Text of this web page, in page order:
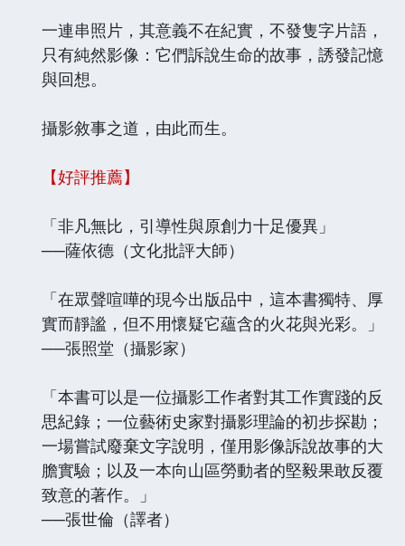
一連串照片，其意義不在紀實，不發隻字片語，
只有純然影像：它們訴說生命的故事，誘發記憶
與回想。
攝影敘事之道，由此而生。
【好評推薦】
「非凡無比，引導性與原創力十足優異」
──薩依德（文化批評大師）
「在眾聲喧嘩的現今出版品中，這本書獨特、厚
實而靜謐，但不用懷疑它蘊含的火花與光彩。」
──張照堂（攝影家）
「本書可以是一位攝影工作者對其工作實踐的反
思紀錄；一位藝術史家對攝影理論的初步探勘；
一場嘗試廢棄文字說明，僅用影像訴說故事的大
膽實驗；以及一本向山區勞動者的堅毅果敢反覆
致意的著作。」
──張世倫（譯者）